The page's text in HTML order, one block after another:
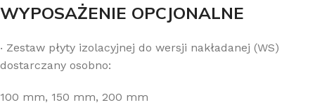
WYPOSAŻENIE OPCJONALNE
‧ Zestaw płyty izolacyjnej do wersji nakładanej (WS)
dostarczany osobno:
100 mm, 150 mm, 200 mm